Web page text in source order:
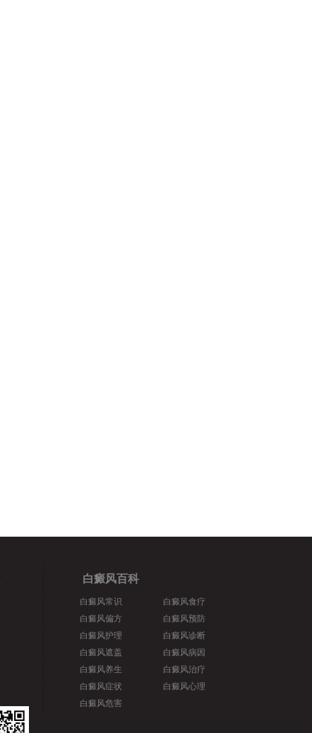
白癜风百科
白癜风常识
白癜风偏方
白癜风护理
白癜风遮盖
白癜风养生
白癜风症状
白癜风危害
白癜风食疗
白癜风预防
白癜风诊断
白癜风病因
白癜风治疗
白癜风心理